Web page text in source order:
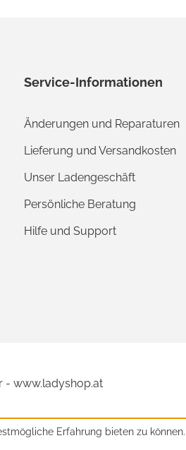
Service-Informationen
Änderungen und Reparaturen
Lieferung und Versandkosten
Unser Ladengeschäft
Persönliche Beratung
Hilfe und Support
- www.ladyshop.at
Erfahrung bieten zu können.